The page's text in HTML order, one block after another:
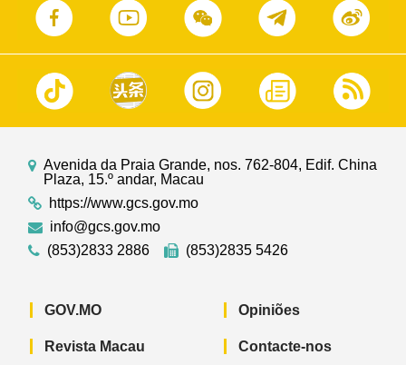
Avenida da Praia Grande, nos. 762-804, Edif. China
Plaza, 15.º andar, Macau
https://www.gcs.gov.mo
info@gcs.gov.mo
(853)2833 2886
(853)2835 5426
GOV.MO
Revista Macau
Opiniões
Contacte-nos